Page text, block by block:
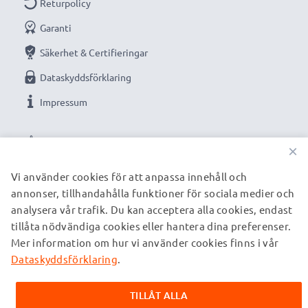
★3 års garanti★
Vi grundades år 2004 och är en internationell
specialist som endast erbjuder kvalitetsprodukter.
Därför har vi en garanti på 36 månader!
VÅRA BETALNINGSALTERNATIV
Returpolicy
Garanti
Säkerhet & Certifieringar
Dataskyddsförklaring
Impressum
VÅRA FRAKTPARTNERS
© subtel.se 2026
Alla priser är inklusive moms och exklusive fraktkostnader.
varumärken tillhörande deras ägare och anges på våra
webbsidor enbart för att ge information om våra produkter.
×
Vi använder cookies för att anpassa innehåll och
annonser, tillhandahålla funktioner för sociala medier och
analysera vår trafik. Du kan acceptera alla cookies, endast
tillåta nödvändiga cookies eller hantera dina preferenser.
Mer information om hur vi använder cookies finns i vår
Dataskyddsförklaring.
TILLÅT ALLA